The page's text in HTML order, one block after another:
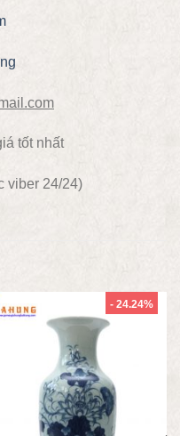
tốt nhất
viber 24/24)
- 24.24%